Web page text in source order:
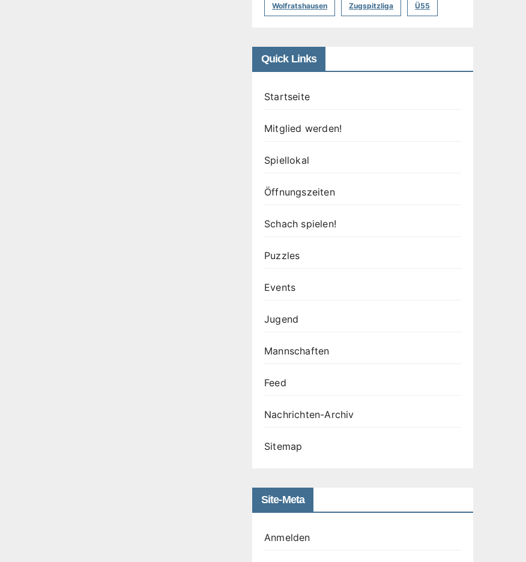
Wolfratshausen Zugspitzliga Ü55
Quick Links
Startseite
Mitglied werden!
Spiellokal
Öffnungszeiten
Schach spielen!
Puzzles
Events
Jugend
Mannschaften
Feed
Nachrichten-Archiv
Sitemap
Site-Meta
Anmelden